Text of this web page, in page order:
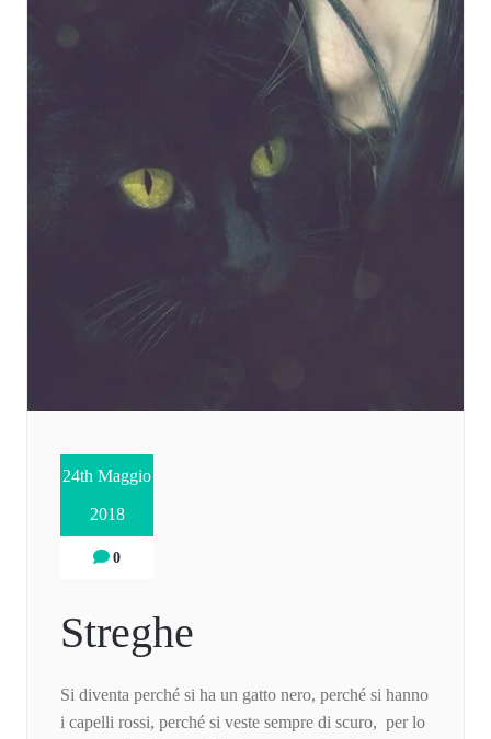
24th Maggio
2018
0
Streghe
Si diventa perché si ha un gatto nero, perché si hanno
i capelli rossi, perché si veste sempre di scuro, per lo